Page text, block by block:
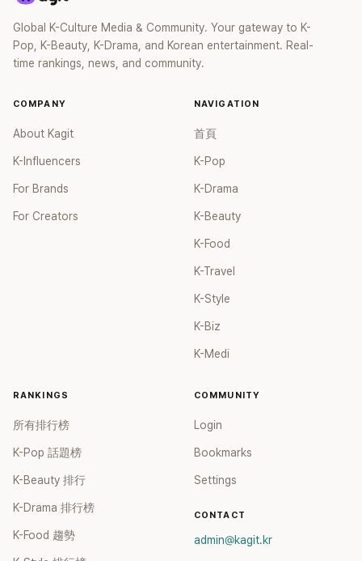
Global K-Culture Media & Community. Your gateway to K-
Pop, K-Beauty, K-Drama, and Korean entertainment. Real-
time rankings, news, and community.
COMPANY
About Kagit
K-Influencers
For Brands
For Creators
NAVIGATION
首頁
K-Pop
K-Drama
K-Beauty
K-Food
K-Travel
K-Style
K-Biz
K-Medi
RANKINGS
所有排行榜
K-Pop 話題榜
K-Beauty 排行
K-Drama 排行榜
K-Food 趨勢
COMMUNITY
Login
Bookmarks
Settings
CONTACT
admin@kagit.kr